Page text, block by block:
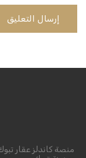
منصة كاندلز عقار